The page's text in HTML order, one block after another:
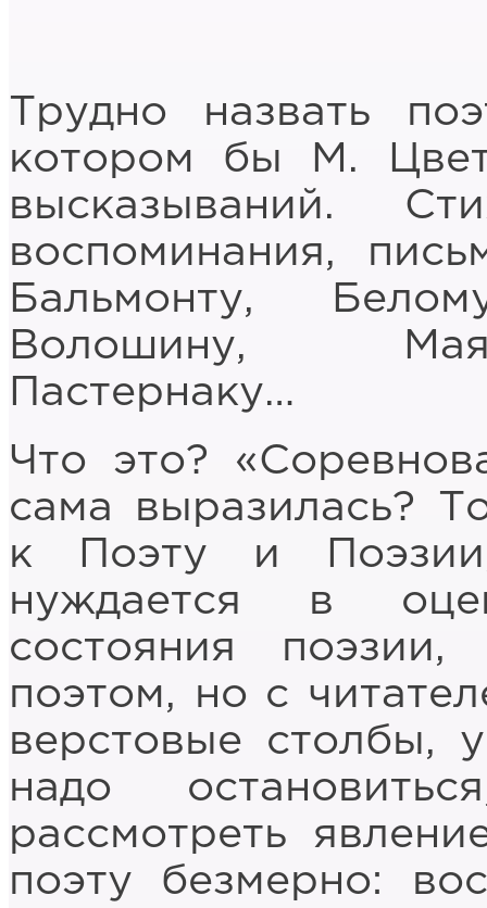
Трудно назвать
котором бы М.
высказываний.
воспоминания,
Бальмонту,
Волошину,
Пастернаку…
Что это?
сама выразилась?
к Поэту и
нуждается в
состояния
поэтом, но с
верстовые столбы,
надо
рассмотреть
поэту безмерно: